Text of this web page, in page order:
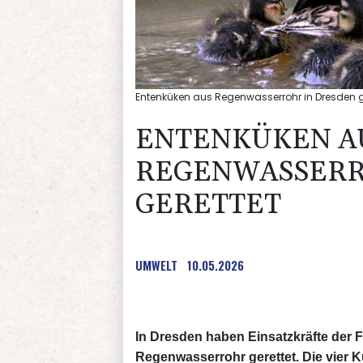
Entenküken aus Regenwasserrohr in Dresden
ENTENKÜKEN
GERETTET
UMWELT 10.05.2026
In Dresden haben Einsatzkräfte der
Regenwasserrohr gerettet. Die vier